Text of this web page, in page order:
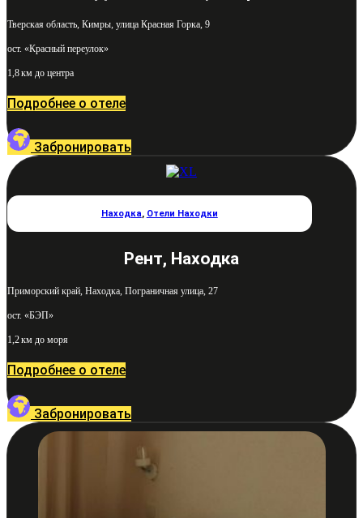
Тверская область, Кимры, улица Красная Горка, 9
ост. «Красный переулок»
1,8 км до центра
Подробнее о отеле
Забронировать
Находка, Отели Находки
Рент, Находка
Приморский край, Находка, Пограничная улица, 27
ост. «БЭП»
1,2 км до моря
Подробнее о отеле
Забронировать